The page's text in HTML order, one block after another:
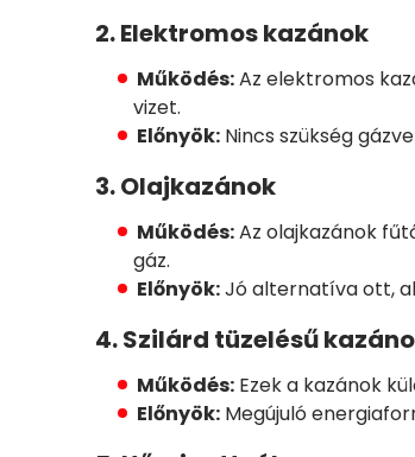
2. Elektromos kazánok
Működés:Az elektromos
vizet.
Előnyök: Nincs szükség
3. Olajkazánok
Működés:Az olajkazánok
gáz.
Előnyök:Jó alternatíva ott,
4. Szilárd tüzelésű
Működés: Ezek a kazánok
Előnyök: Megújuló